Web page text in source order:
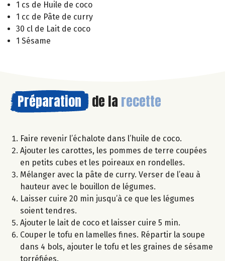
1 cs de Huile de coco
1 cc de Pâte de curry
30 cl de Lait de coco
1 Sésame
Préparation de la recette
Faire revenir l’échalote dans l’huile de coco.
Ajouter les carottes, les pommes de terre coupées
en petits cubes et les poireaux en rondelles.
Mélanger avec la pâte de curry. Verser de l’eau à
hauteur avec le bouillon de légumes.
Laisser cuire 20 min jusqu’à ce que les légumes
soient tendres.
Ajouter le lait de coco et laisser cuire 5 min.
Couper le tofu en lamelles fines. Répartir la soupe
dans 4 bols, ajouter le tofu et les graines de sésame
torréfiées.